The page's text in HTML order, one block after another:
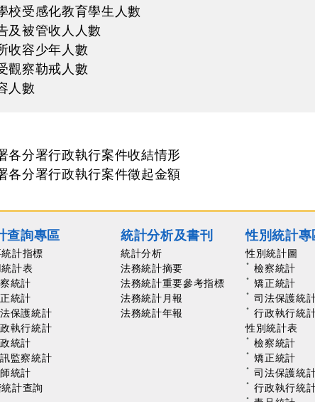
校受感化教育學生人數
及被管收人人數
收容少年人數
觀察勒戒人數
人數
各分署行政執行案件收結情形
各分署行政執行案件徵起金額
查詢專區
計指標
計表
統計
統計
保護統計
執行統計
統計
監察統計
統計
計查詢
統計分析及書刊
統計分析
法務統計摘要
法務統計重要參考指標
法務統計月報
法務統計年報
性別統計專
性別統計圖
檢察統計
矯正統計
司法保護統
行政執行統
性別統計表
檢察統計
矯正統計
司法保護統
行政執行統